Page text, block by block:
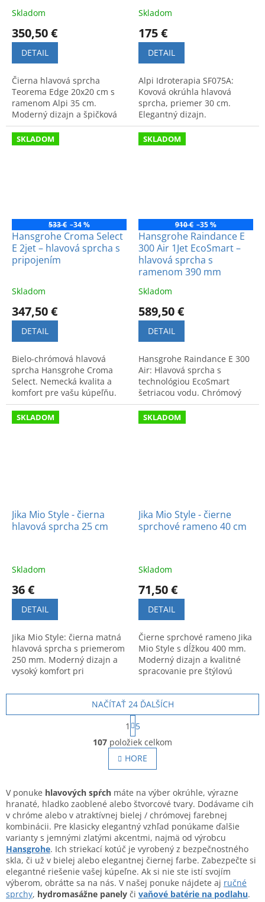
Skladom
350,50 €
DETAIL
Čierna hlavová sprcha
Teorema Edge 20x20 cm s
ramenom Alpi 35 cm.
Moderný dizajn a špičková
kvalita. Kód: 15287BB.
Skladom
175 €
DETAIL
Alpi Idroterapia SF075A:
Kovová okrúhla hlavová
sprcha, priemer 30 cm.
Elegantný dizajn.
Odporúčané sprchové
rameno BD034 alebo BD036.
SKLADOM
533 € –34 %
Hansgrohe Croma Select
E 2jet – hlavová sprcha s
pripojením
Skladom
347,50 €
DETAIL
Bielo-chrómová hlavová
sprcha Hansgrohe Croma
Select. Nemecká kvalita a
komfort pre vašu kúpeľňu.
Kód produktu: 26524400.
SKLADOM
910 € –35 %
Hansgrohe Raindance E
300 Air 1Jet EcoSmart –
hlavová sprcha s
ramenom 390 mm
Skladom
589,50 €
DETAIL
Hansgrohe Raindance E 300
Air: Hlavová sprcha s
technológiou EcoSmart
šetriacou vodu. Chrómový
dizajn, rameno dĺžky 390
mm. Vysoká kvalita pre
modernú kúpeľňu.
SKLADOM
Jika Mio Style - čierna
hlavová sprcha 25 cm
Skladom
36 €
DETAIL
Jika Mio Style: čierna matná
hlavová sprcha s priemerom
250 mm. Moderný dizajn a
vysoký komfort pri
SKLADOM
Jika Mio Style - čierne
sprchové rameno 40 cm
Skladom
71,50 €
DETAIL
Čierne sprchové rameno Jika
Mio Style s dĺžkou 400 mm.
Moderný dizajn a kvalitné
spracovanie pre štýlovú
sprchovaní.
O
v
l
á
a
c
i
e
p
r
v
k
y
v
NAČÍTAŤ 24 ĎALŠÍCH
S
t
r
á
n
k
v
a
n
i
e
1
5
107 položiek celkom
HORE
V ponuke hlavových spŕch máte na výber okrúhle, výrazne
hranaté, hladko zaoblené alebo štvorcové tvary. Dodávame cih
v chróme alebo v atraktívnej bielej / chrómovej farebnej
kombinácii. Pre klasicky elegantný vzhľad ponúkame ďalšie
varianty s jemnými zlatými akcentmi, najmä od výrobcu
Hansgrohe. Ich striekací kotúč je vyrobený z bezpečnostného
skla, či už v bielej alebo elegantnej čiernej farbe. Zabezpečte si
elegantné riešenie vašej kúpeľne. Ak si nie ste istí svojím
výberom, obráťte sa na nás. V našej ponuke nájdete aj ručné
sprchy, hydromasážne panely či vaňové batérie na podlahu.